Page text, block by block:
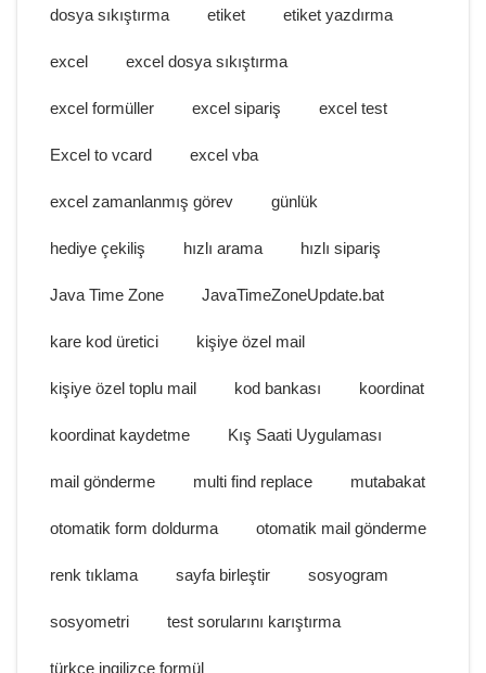
dosya sıkıştırma etiket etiket yazdırma
excel excel dosya sıkıştırma
excel formüller excel sipariş excel test
Excel to vcard excel vba
excel zamanlanmış görev günlük
hediye çekiliş hızlı arama hızlı sipariş
Java Time Zone JavaTimeZoneUpdate.bat
kare kod üretici kişiye özel mail
kişiye özel toplu mail kod bankası koordinat
koordinat kaydetme Kış Saati Uygulaması
mail gönderme multi find replace mutabakat
otomatik form doldurma otomatik mail gönderme
renk tıklama sayfa birleştir sosyogram
sosyometri test sorularını karıştırma
türkçe ingilizce formül